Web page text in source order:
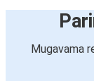
Mugavama